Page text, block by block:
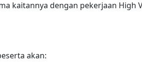
kaitannya dengan pekerjaan High
akan: